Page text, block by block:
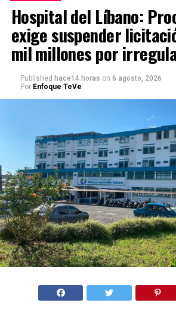
Hospital del Líbano:
exige suspender
mil millones por
Published hace14 horas on 6 agosto, 2026
Por Enfoque TeVe